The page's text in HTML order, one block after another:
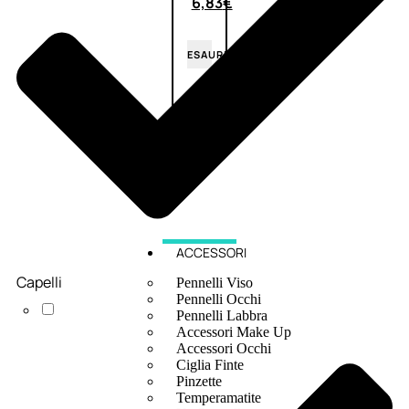
ESAURITO
ACCESSORI
Pennelli Viso
Pennelli Occhi
Pennelli Labbra
Accessori Make Up
Accessori Occhi
Ciglia Finte
Pinzette
Temperamatite
Capelli